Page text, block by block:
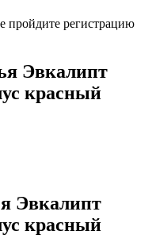
пройдите регистрацию
Эвкалипт
красный
Эвкалипт
красный